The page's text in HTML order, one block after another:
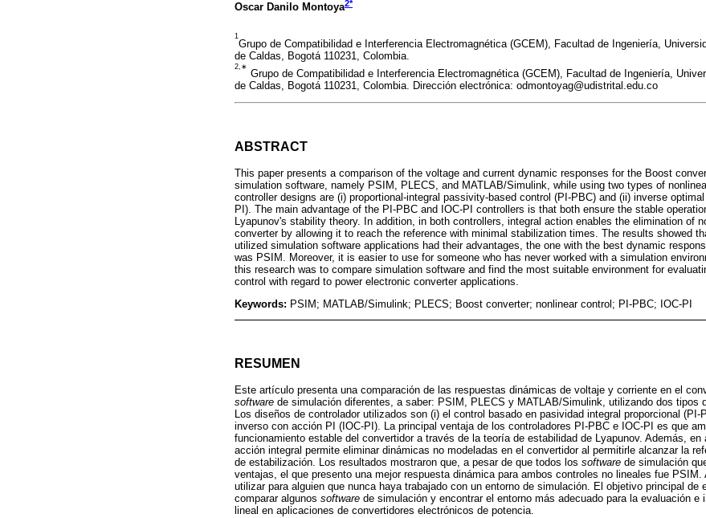
Oscar Danilo Montoya2*
1
Grupo de Compatibilidad e Interferencia Electromagnética (GCEM), Facultad de Ingeniería,
de Caldas, Bogotá 110231, Colombia.
2,∗
Grupo de Compatibilidad e Interferencia Electromagnética (GCEM), Facultad de Ingeniería,
de Caldas, Bogotá 110231, Colombia. Dirección electrónica: odmontoyag@udistrital.edu.co
ABSTRACT
This paper presents a comparison of the voltage and current dynamic responses for the Boost
simulation software, namely PSIM, PLECS, and MATLAB/Simulink, while using two types of
controller designs are (i) proportional-integral passivity-based control (PI-PBC) and (ii) inverse
PI). The main advantage of the PI-PBC and IOC-PI controllers is that both ensure the stable
Lyapunov's stability theory. In addition, in both controllers, integral action enables the elimination of
converter by allowing it to reach the reference with minimal stabilization times. The results showed
utilized simulation software applications had their advantages, the one with the best dynamic
was PSIM. Moreover, it is easier to use for someone who has never worked with a simulation
this research was to compare simulation software and find the most suitable environment for
control with regard to power electronic converter applications.
Keywords: PSIM; MATLAB/Simulink; PLECS; Boost converter; nonlinear control; PI-PBC; IOC-PI
RESUMEN
Este artículo presenta una comparación de las respuestas dinámicas de voltaje y corriente en el
software de simulación diferentes, a saber: PSIM, PLECS y MATLAB/Simulink, utilizando dos tipos
Los diseños de controlador utilizados son (i) el control basado en pasividad integral proporcional
inverso con acción PI (IOC-PI). La principal ventaja de los controladores PI-PBC e IOC-PI es que
funcionamiento estable del convertidor a través de la teoría de estabilidad de Lyapunov. Además, en
acción integral permite eliminar dinámicas no modeladas en el convertidor al permitirle alcanzar la
de estabilización. Los resultados mostraron que, a pesar de que todos los software de simulación
ventajas, el que presento una mejor respuesta dinámica para ambos controles no lineales fue
utilizar para alguien que nunca haya trabajado con un entorno de simulación. El objetivo principal de
comparar algunos software de simulación y encontrar el entorno más adecuado para la evaluación e
lineal en aplicaciones de convertidores electrónicos de potencia.